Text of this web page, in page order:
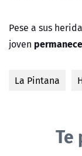
Pese a sus
joven
La Pintana